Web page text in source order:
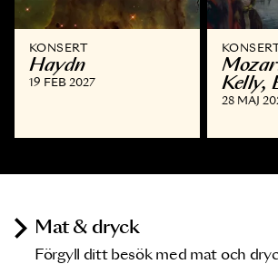
KONSERT
Haydn
19 FEB 2027
KONSERT
Kelly,
28 MAJ
Mat & dryck
Förgyll ditt besök med mat och